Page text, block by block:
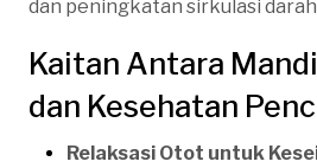
dan peningkatan sirkulasi
Kaitan Antara
dan Kesehatan
Relaksasi Otot untuk